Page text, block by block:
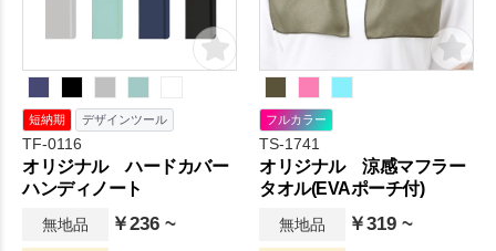
短納期 デザインツール
TF-0116
オリジナル ハードカバー
ハンディノート
無地品 ￥236 ~
フルカラー
TS-1741
オリジナル 涼感マフラー
タオル(EVAポーチ付)
無地品 ￥319 ~